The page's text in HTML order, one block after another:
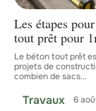
Les étapes
tout prêt pour
Le béton tout prêt
projets de
combien de sacs…
Travaux 6